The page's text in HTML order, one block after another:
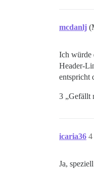
mcdanlj
Ich würde
Header-
entspricht
3 „Gefällt
icaria36 4
Ja,